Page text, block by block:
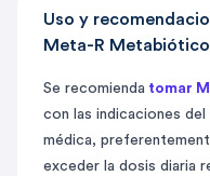
Uso y
Meta-R
Se recomienda tomar
con las indicaciones
médica,
exceder la dosis diaria